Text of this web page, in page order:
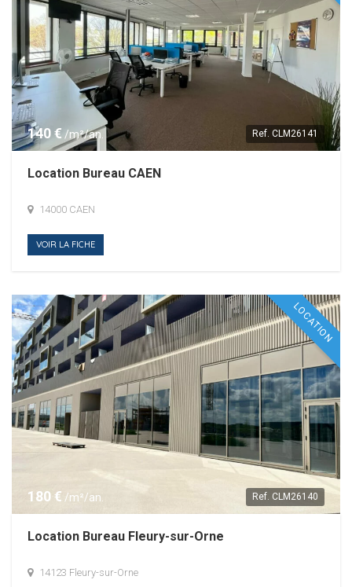
140 € /m²/an. Ref. CLM26141
Location Bureau CAEN
14000 CAEN
VOIR LA FICHE
LOCATION
180 € /m²/an. Ref. CLM26140
Location Bureau Fleury-sur-Orne
14123 Fleury-sur-Orne